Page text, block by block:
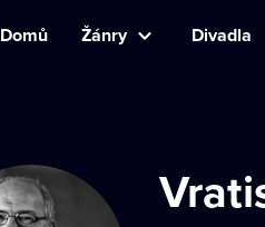
Domů Žánry Divadla